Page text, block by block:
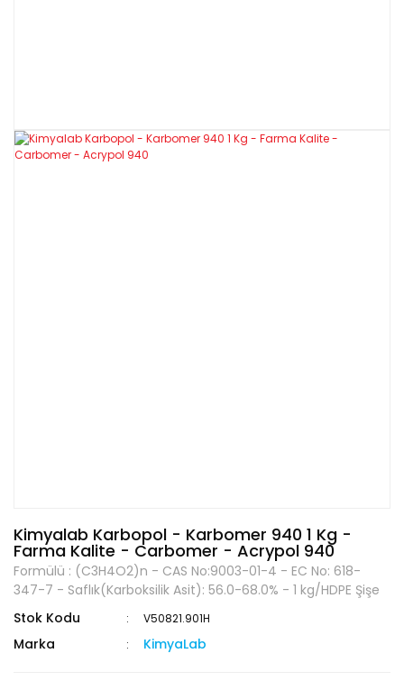
Kimyalab Karbopol - Karbomer 940 1 Kg -
Farma Kalite - Carbomer - Acrypol 940
Formülü : (C3H4O2)n - CAS No:9003-01-4 - EC No: 618-
347-7 - Saflık(Karboksilik Asit): 56.0-68.0% - 1 kg/HDPE Şişe
Stok Kodu
V50821.901H
Marka KimyaLab